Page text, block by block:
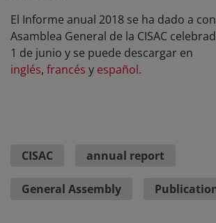
El Informe anual 2018 se ha dado a
Asamblea General de la CISAC
1 de junio y se puede descargar en
inglés, francés y español.
CISAC annual report
General Assembly